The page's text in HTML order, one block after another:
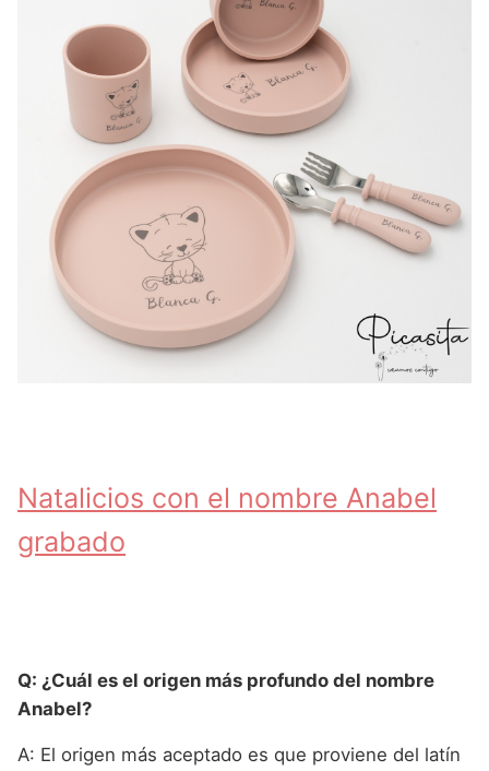
Natalicios con el nombre Anabel
grabado
Q: ¿Cuál es el origen más profundo del nombre
Anabel?
A: El origen más aceptado es que proviene del latín